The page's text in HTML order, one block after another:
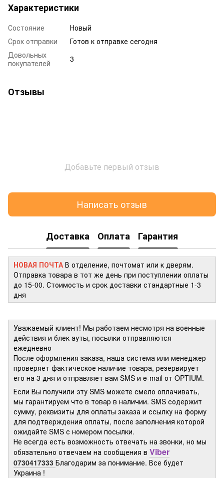
Характеристики
Состояние
Новый
Срок отправки
Готов к отправке сегодня
Довольных
покупателей
3
Отзывы
Добавьте первый отзыв
Написать отзыв
Доставка Оплата Гарантия
НОВАЯ ПОЧТА В отделение, почтомат или к дверям.
Отправка товара в тот же день при поступлении оплаты
до 15-00. Стоимость и срок доставки стандартные 1-3
дня
Уважаемый клиент! Мы работаем несмотря на военные
действия и блек ауты, посылки отправляются
ежедневно
После оформления заказа, наша система или менеджер
проверяет фактическое наличие товара, резервирует
его на 3 дня и отправляет вам SMS и e-mail от OPTIUM.
Если Вы получили эту SMS можете смело оплачивать,
мы гарантируем что в товар в наличии. SMS содержит
сумму, реквизиты для оплаты заказа и ссылку на форму
для подтверждения оплаты, после заполнения которой
ожидайте SMS с номером посылки.
Не всегда есть возможность отвечать на звонки, но мы
обязательно отвечаем на сообщения в Viber
0730417333 Благодарим за понимание. Все будет
Украина !